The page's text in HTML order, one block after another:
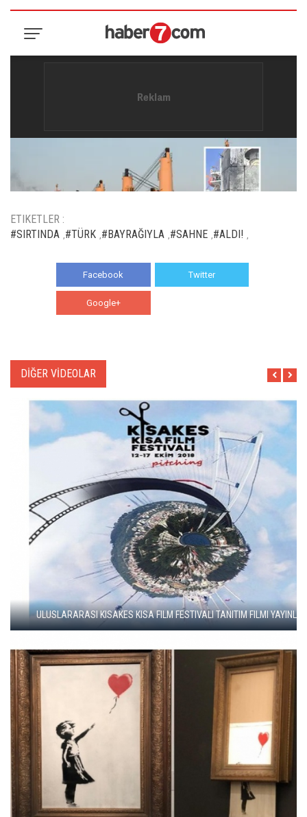
ETIKETLER :
#SIRTINDA #TÜRK #BAYRAĞIYLA #SAHNE #ALDI!
Facebook Twitter
Google+
DİĞER VİDEOLAR
21.ULUSLARARASI İSTANBUL KUKLA FESTIVALI TANITIM FILMI